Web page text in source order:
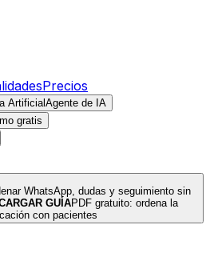
Precios
ArtificialAgente de IA
gratis
WhatsApp, dudas y seguimiento sin
GUÍAPDF gratuito: ordena la
con pacientes